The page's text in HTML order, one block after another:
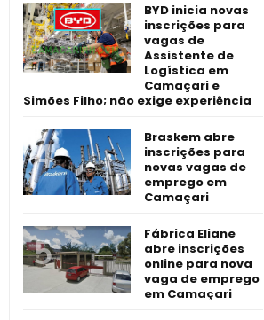
BYD inicia novas
inscrições para
vagas de
Assistente de
Logística em
Camaçari e
Simões Filho; não exige experiência
Braskem abre
inscrições para
novas vagas de
emprego em
Camaçari
Fábrica Eliane
abre inscrições
online para nova
vaga de emprego
em Camaçari